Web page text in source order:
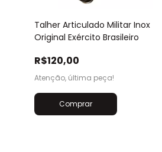
Talher Articulado Militar Inox
Original Exército Brasileiro
R$120,00
Atenção, última peça!